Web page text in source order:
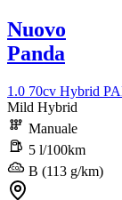
Nuovo
Panda
1.0 70cv Hybrid
Mild Hybrid
Manuale
5 l/100km
B (113 g/km)